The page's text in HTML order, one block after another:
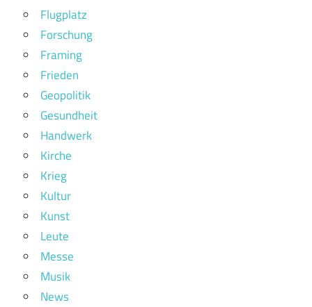
Flugplatz
Forschung
Framing
Frieden
Geopolitik
Gesundheit
Handwerk
Kirche
Krieg
Kultur
Kunst
Leute
Messe
Musik
News